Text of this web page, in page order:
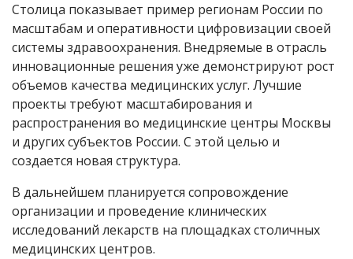
Столица показывает пример регионам России по
масштабам и оперативности цифровизации своей
системы здравоохранения. Внедряемые в отрасль
инновационные решения уже демонстрируют рост
объемов качества медицинских услуг. Лучшие
проекты требуют масштабирования и
распространения во медицинские центры Москвы
и других субъектов России. С этой целью и
создается новая структура.
В дальнейшем планируется сопровождение
организации и проведение клинических
исследований лекарств на площадках столичных
медицинских центров.